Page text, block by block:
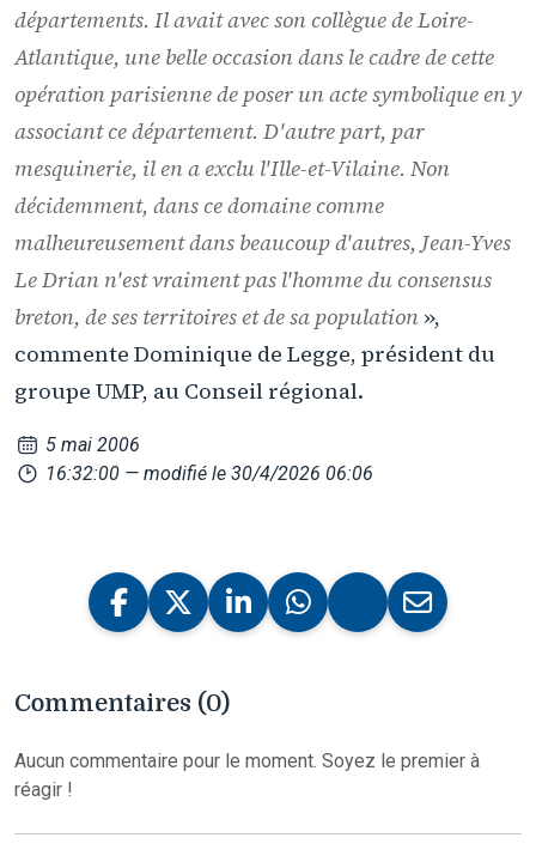
départements. Il avait avec son collègue de Loire-
Atlantique, une belle occasion dans le cadre de cette
opération parisienne de poser un acte symbolique en y
associant ce département. D'autre part, par
mesquinerie, il en a exclu l'Ille-et-Vilaine. Non
décidemment, dans ce domaine comme
malheureusement dans beaucoup d'autres, Jean-Yves
Le Drian n'est vraiment pas l'homme du consensus
breton, de ses territoires et de sa population »,
commente Dominique de Legge, président du
groupe UMP, au Conseil régional.
5 mai 2006
16:32:00 — modifié le 30/4/2026 06:06
Commentaires (0)
Aucun commentaire pour le moment. Soyez le premier à
réagir !